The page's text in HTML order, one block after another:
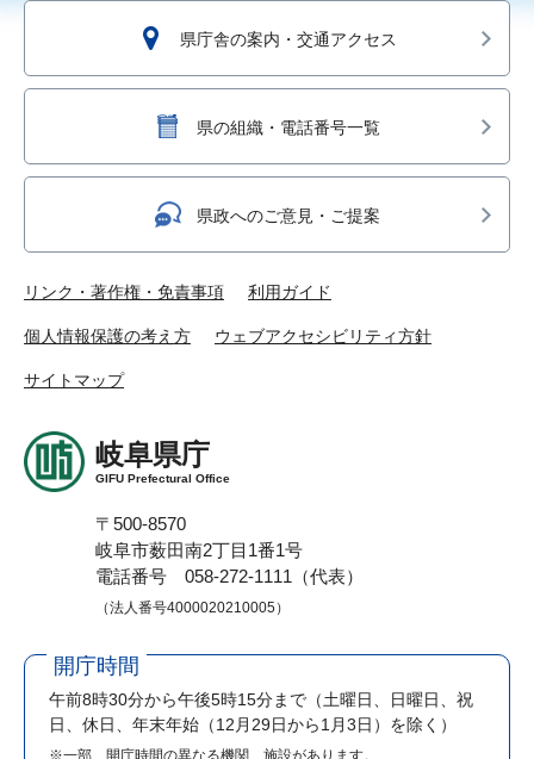
県庁舎の案内・交通アクセス
県の組織・電話番号一覧
県政へのご意見・ご提案
リンク・著作権・免責事項 利用ガイド
個人情報保護の考え方 ウェブアクセシビリティ方針
サイトマップ
岐阜県庁
GIFU Prefectural Office
〒500-8570
岐阜市薮田南2丁目1番1号
電話番号 058-272-1111（代表）
（法人番号4000020210005）
開庁時間
午前8時30分から午後5時15分まで （土曜日、日曜日、祝
日、休日、年末年始（12月29日から1月3日）を除く）
※一部、開庁時間の異なる機関、施設があります。